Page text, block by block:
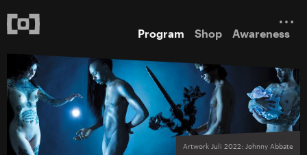
Program Shop Awareness
Artwork Juli 2022: Johnny Abbate